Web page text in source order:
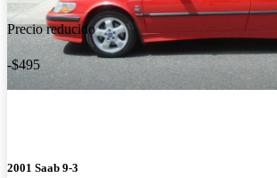
Precio reducido
-$495
2001 Saab 9-3